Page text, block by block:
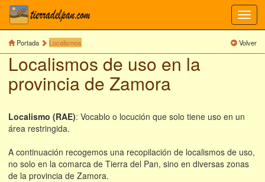
Portada Localismos Volver
Localismos de uso en la
provincia de Zamora
Localismo (RAE): Vocablo o locución que solo tiene uso en un
área restringida.
A continuación recogemos una recopilación de localismos de uso,
no solo en la comarca de Tierra del Pan, sino en diversas zonas
de la provincia de Zamora.